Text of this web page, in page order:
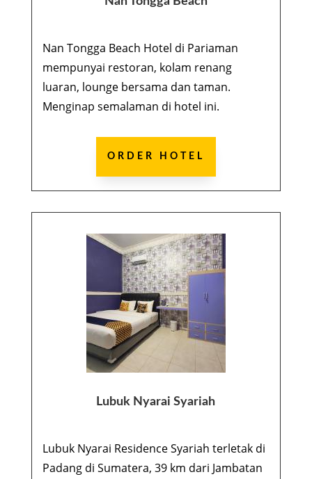
Nan Tongga Beach Hotel di Pariaman
mempunyai restoran, kolam renang
luaran, lounge bersama dan taman.
Menginap semalaman di hotel ini.
ORDER HOTEL
Lubuk Nyarai Syariah
Lubuk Nyarai Residence Syariah terletak di
Padang di Sumatera, 39 km dari Jambatan